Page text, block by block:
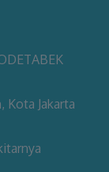
Kota Jakarta